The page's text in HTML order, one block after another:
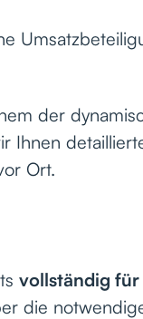
der
Ihnen
Ort.
vollständig
die